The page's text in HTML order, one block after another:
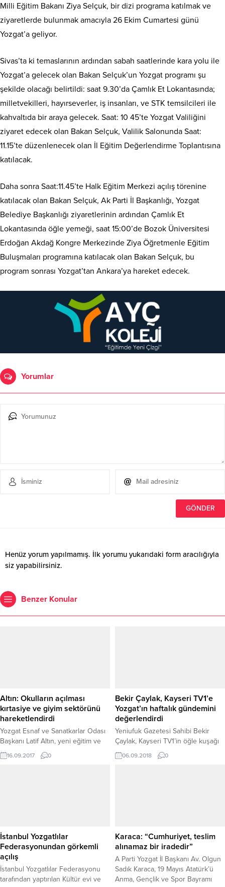
Milli Eğitim Bakanı Ziya Selçuk, bir dizi programa katılmak ve
ziyaretlerde bulunmak amacıyla 26 Ekim Cumartesi günü
Yozgat’a geliyor.
Sivas’ta ki temaslarının ardından sabah saatlerinde kara yolu ile
Yozgat’a gelecek olan Bakan Selçuk’un Yozgat programı şu
şekilde olacağı belirtildi: saat 9.30’da Çamlık Et Lokantasında;
milletvekilleri, hayırseverler, iş insanları, ve STK temsilcileri ile
kahvaltıda bir araya gelecek. Saat: 10 45’te Yozgat Valiliğini
ziyaret edecek olan Bakan Selçuk, Valilik Salonunda Saat:
11.15’te düzenlenecek olan İl Eğitim Değerlendirme Toplantısına
katılacak.
Daha sonra Saat:11.45’te Halk Eğitim Merkezi açılış törenine
katılacak olan Bakan Selçuk, Ak Parti İl Başkanlığı, Yozgat
Belediye Başkanlığı ziyaretlerinin ardından Çamlık Et
Lokantasında öğle yemeği, saat 15:00’de Bozok Üniversitesi
Erdoğan Akdağ Kongre Merkezinde Ziya Öğretmenle Eğitim
Buluşmaları programına katılacak olan Bakan Selçuk, bu
program sonrası Yozgat’tan Ankara’ya hareket edecek.
Yorumlar
Henüz yorum yapılmamış. İlk yorumu yukarıdaki form aracılığıyla
siz yapabilirsiniz.
Benzer Konular
Altın: Okulların açılması
kırtasiye ve giyim sektörünü
hareketlendirdi
Yozgat Esnaf ve Sanatkarlar Odası
Başkanı Latif Altın, yeni eğitim ve
öğretim yılının başlamasıyla birlikte
kırtasiye ve giyim sektöründe
16.09.2017 0
Bekir Çaylak, Kayseri TV1’e
Yozgat’ın haftalık gündemini
değerlendirdi
Yeniufuk Gazetesi Sahibi Bekir
Çaylak, Kayseri TV1’in öğle kuşağı
canlı haber yayına bağlanarak
Haber Spikeri Tolga Yılmaz’a
06.09.2018 0
İstanbul Yozgatlılar
Federasyonundan görkemli
açılış
İstanbul Yozgatlılar Federasyonu
tarafından yaptırılan Kültür evi ve
Karaca: “Cumhuriyet, teslim
alınamaz bir iradedir”
A Parti Yozgat İl Başkanı Av. Olgun
Sadık Karaca, 19 Mayıs Atatürk’ü
Anma, Gençlik ve Spor Bayramı